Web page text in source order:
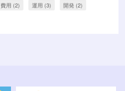
費用 (2) 運用 (3) 開発 (2)